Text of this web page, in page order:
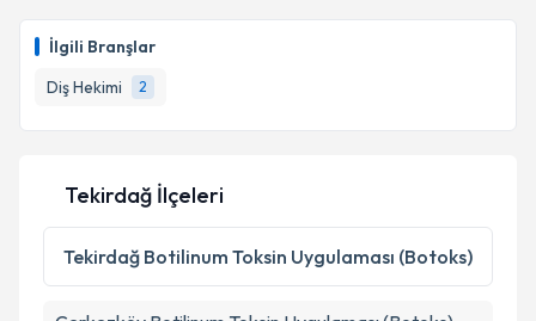
İlgili Branşlar
Diş Hekimi
2
E-posta Adresiniz
Kişisel verilerimin işlenmesine ilişkin
Metni 'ni okudum ve kişisel verilerimin belirtilen
kapsamda işlenmesini kabul ediyorum.
Tekirdağ İlçeleri
Tekirdağ Botilinum Toksin Uygulaması (Botoks)